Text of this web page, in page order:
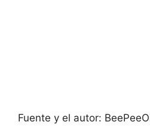
Fuente y el autor: